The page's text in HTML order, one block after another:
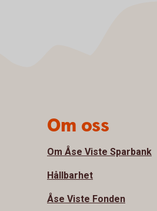
Om oss
Om Åse Viste Sparbank
Hållbarhet
Åse Viste Fonden